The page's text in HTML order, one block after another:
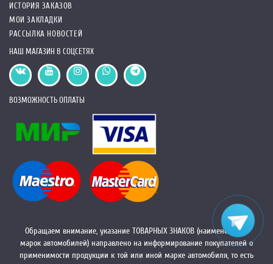
ИСТОРИЯ ЗАКАЗОВ
МОИ ЗАКЛАДКИ
РАССЫЛКА НОВОСТЕЙ
НАШ МАГАЗИН В СОЦСЕТЯХ
ВОЗМОЖНОСТЬ ОПЛАТЫ
Обращаем внимание, указание ТОВАРНЫХ ЗНАКОВ (наименований
марок автомобилей) направлено на информирование покупателей о
применимости продукции к той или иной марке автомобиля, то есть